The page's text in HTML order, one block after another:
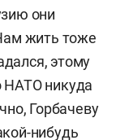
они
жить тоже
этому
НАТО никуда
Горбачеву
нибудь